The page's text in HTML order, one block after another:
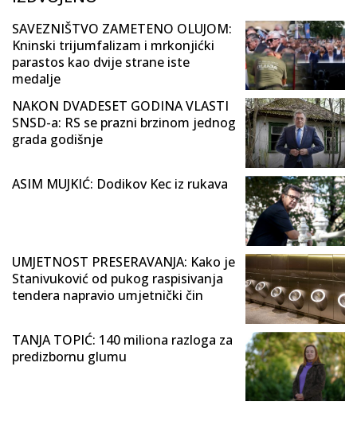
SAVEZNIŠTVO ZAMETENO OLUJOM:
Kninski trijumfalizam i mrkonjićki
parastos kao dvije strane iste
medalje
NAKON DVADESET GODINA VLASTI
SNSD-a: RS se prazni brzinom jednog
grada godišnje
ASIM MUJKIĆ: Dodikov Kec iz rukava
UMJETNOST PRESERAVANJA: Kako je
Stanivuković od pukog raspisivanja
tendera napravio umjetnički čin
TANJA TOPIĆ: 140 miliona razloga za
predizbornu glumu